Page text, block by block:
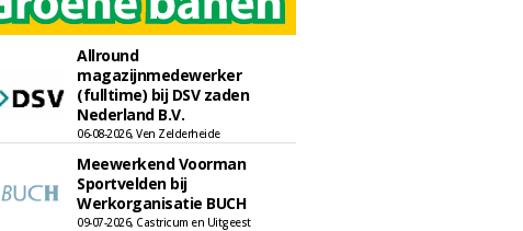
Allround
magazijnmedewerker
(fulltime) bij DSV zaden
Nederland B.V.
06-08-2026, Ven Zelderheide
Meewerkend Voorman
Sportvelden bij
Werkorganisatie BUCH
09-07-2026, Castricum en Uitgeest